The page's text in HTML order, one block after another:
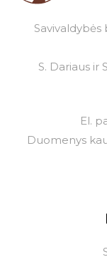
Savivaldybės
S. Dariaus ir
El.
Duomenys